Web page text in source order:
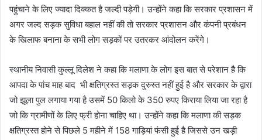
पहुंचाने के लिए ज्यादा दिक्कत है जल्दी पड़ेगी। उन्होंने कहा कि सरकार प्रशासन में
अगर जल्द सड़क सुविधा बहाल नहीं की तो सरकार प्रशासन और कंपनी प्रबंधन
के खिलाफ बनाना के सभी लोग सड़कों पर उतरकर आंदोलन करेंगे।
स्थानीय निवासी कुल्लू दिलेश ने कहा कि मलाणा के लोग इस बात से परेशान है कि
आपदा के पांच माह बाद भी क्षतिग्रस्त सड़क दुरुस्त नहीं हुई है और सरकार के द्वारा
जो झूला पुल लगाया गया है उसमें 50 किलो के 350 रुपए किराया लिया जा रहा है
जो कि ग्रामीणों के लिए फ्री होना चाहिए था। उन्होंने कहा कि मलाणा की सड़क
क्षतिग्रस्त होने से पिछले 5 महीने में 158 गाड़ियां फंसी हुई है जिससे उन खड़ी